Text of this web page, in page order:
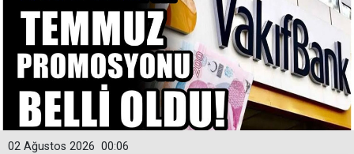
00:06
02 Ağustos 2026